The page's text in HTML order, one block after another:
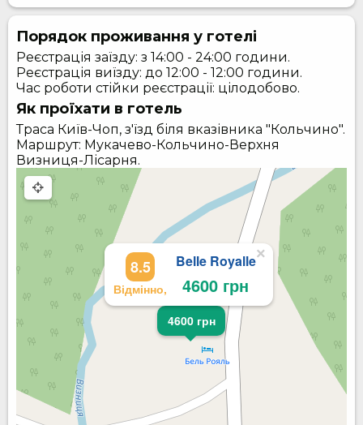
Порядок проживання у готелі
Реєстрація заїзду: з 14:00 - 24:00 години.
Реєстрація виїзду: до 12:00 - 12:00 години.
Час роботи стійки реєстрації: цілодобово.
Як проїхати в готель
Траса Київ-Чоп, з'їзд біля вказівника "Кольчино".
Маршрут: Мукачево-Кольчино-Верхня
Визниця-Лісарня.
4600 грн
Відмінно,
8.5 Belle Royalle
4600 грн
×